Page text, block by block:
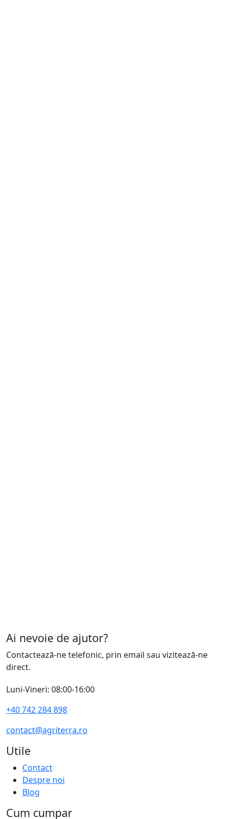
Ai nevoie de ajutor?
Contactează-ne telefonic, prin email sau vizitează-ne
direct.
Luni-Vineri: 08:00-16:00
+40 742 284 898
contact@agriterra.ro
Utile
Contact
Despre noi
Blog
Cum cumpar